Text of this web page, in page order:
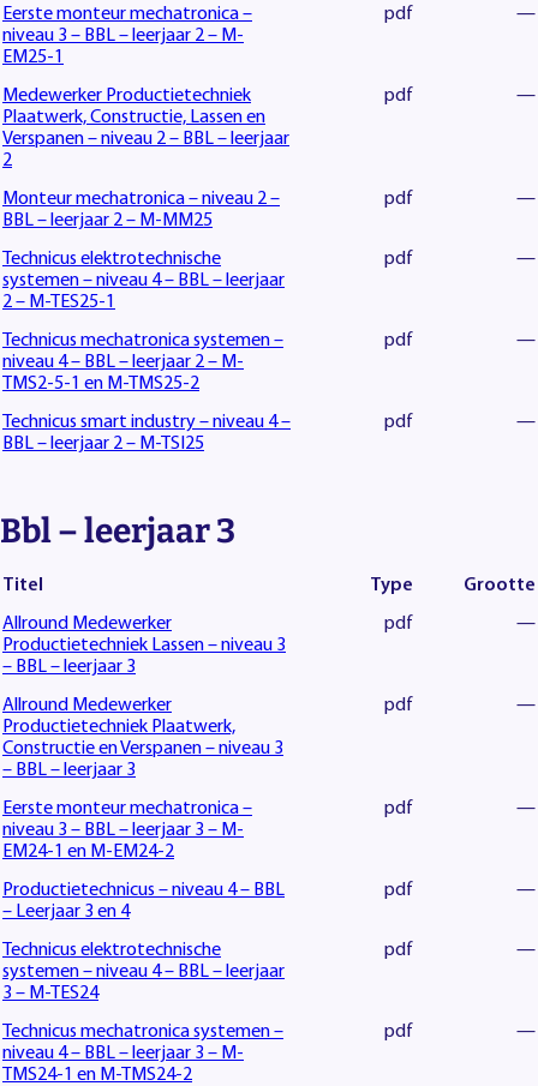
Eerste monteur mechatronica –
niveau 3 – BBL – leerjaar 2 – M-
EM25-1
pdf —
Medewerker Productietechniek
Plaatwerk, Constructie, Lassen en
Verspanen – niveau 2 – BBL – leerjaar
2
pdf —
Monteur mechatronica – niveau 2 –
BBL – leerjaar 2 – M-MM25
pdf —
Technicus elektrotechnische
systemen – niveau 4 – BBL – leerjaar
2 – M-TES25-1
pdf —
Technicus mechatronica systemen –
niveau 4 – BBL – leerjaar 2 – M-
TMS2-5-1 en M-TMS25-2
pdf —
Technicus smart industry – niveau 4 –
BBL – leerjaar 2 – M-TSI25
pdf —
Bbl – leerjaar 3
Titel Type
Grootte
Allround Medewerker
Productietechniek Lassen – niveau 3
– BBL – leerjaar 3
pdf —
Allround Medewerker
Productietechniek Plaatwerk,
Constructie en Verspanen – niveau 3
– BBL – leerjaar 3
pdf —
Eerste monteur mechatronica –
niveau 3 – BBL – leerjaar 3 – M-
EM24-1 en M-EM24-2
pdf —
Productietechnicus – niveau 4 – BBL
– Leerjaar 3 en 4
pdf —
Technicus elektrotechnische
systemen – niveau 4 – BBL – leerjaar
3 – M-TES24
pdf —
Technicus mechatronica systemen –
niveau 4 – BBL – leerjaar 3 – M-
TMS24-1 en M-TMS24-2
pdf —